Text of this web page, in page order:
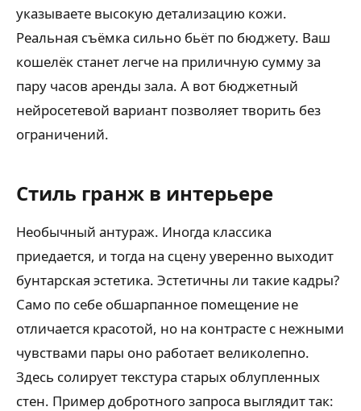
указываете высокую детализацию кожи.
Реальная съёмка сильно бьёт по бюджету. Ваш
кошелёк станет легче на приличную сумму за
пару часов аренды зала. А вот бюджетный
нейросетевой вариант позволяет творить без
ограничений.
Стиль гранж в интерьере
Необычный антураж. Иногда классика
приедается, и тогда на сцену уверенно выходит
бунтарская эстетика. Эстетичны ли такие кадры?
Само по себе обшарпанное помещение не
отличается красотой, но на контрасте с нежными
чувствами пары оно работает великолепно.
Здесь солирует текстура старых облупленных
стен. Пример добротного запроса выглядит так: